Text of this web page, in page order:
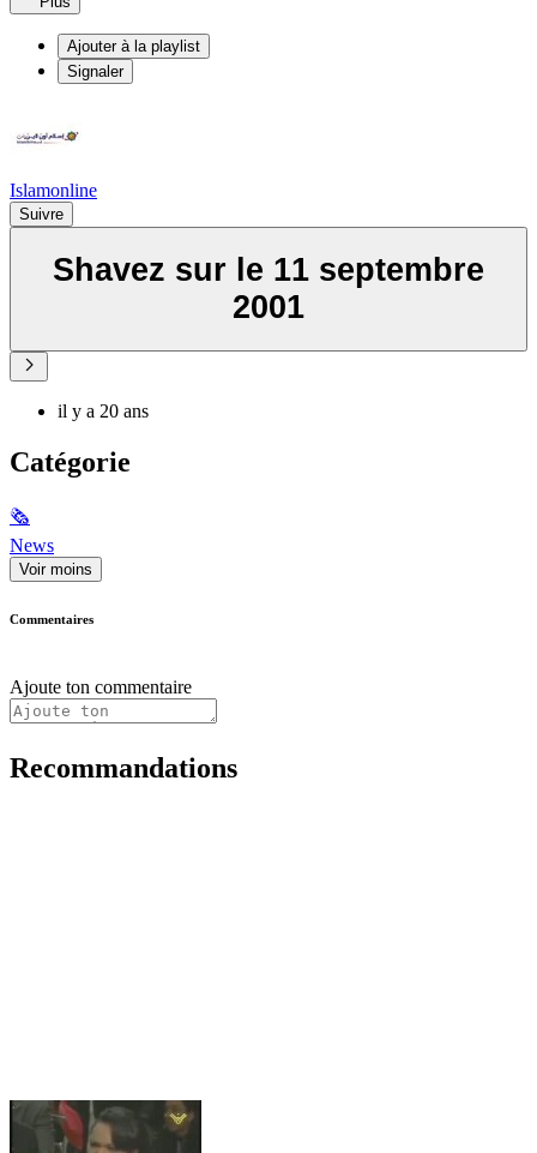
Ajouter à la playlist
Signaler
Islamonline
Suivre
Shavez sur le 11 septembre
2001
il y a 20 ans
Catégorie
🗞
News
Voir moins
Commentaires
Ajoute ton commentaire
Recommandations